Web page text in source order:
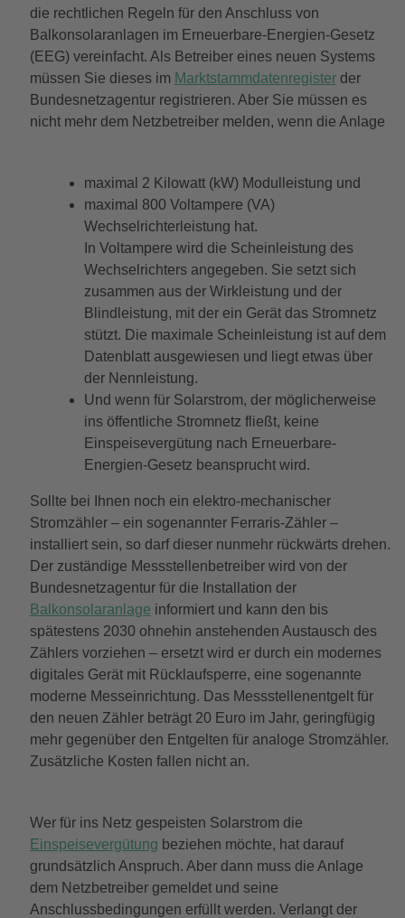
die rechtlichen Regeln für den Anschluss von
Balkonsolaranlagen im Erneuerbare-Energien-Gesetz
(EEG) vereinfacht. Als Betreiber eines neuen Systems
müssen Sie dieses im Marktstammdatenregisterder
Bundesnetzagentur registrieren. Aber Sie müssen es
nicht mehr dem Netzbetreiber melden, wenn die Anlage
maximal 2 Kilowatt (kW) Modulleistung und
maximal 800 Voltampere (VA)
Wechselrichterleistung hat.
In Voltampere wird die Scheinleistung des
Wechselrichters angegeben. Sie setzt sich
zusammen aus der Wirkleistung und der
Blindleistung, mit der ein Gerät das Stromnetz
stützt. Die maximale Scheinleistung ist auf dem
Datenblatt ausgewiesen und liegt etwas über
der Nennleistung.
Und wenn für Solarstrom, der möglicherweise
ins öffentliche Stromnetz fließt, keine
Einspeisevergütung nach Erneuerbare-
Energien-Gesetz beansprucht wird.
Sollte bei Ihnen noch ein elektro-mechanischer
Stromzähler – ein sogenannter Ferraris-Zähler –
installiert sein, so darf dieser nunmehr rückwärts drehen.
Der zuständige Messstellenbetreiber wird von der
Bundesnetzagentur für die Installation der
Balkonsolaranlage informiert und kann den bis
spätestens 2030 ohnehin anstehenden Austausch des
Zählers vorziehen – ersetzt wird er durch ein modernes
digitales Gerät mit Rücklaufsperre, eine sogenannte
moderne Messeinrichtung. Das Messstellenentgelt für
den neuen Zähler beträgt 20 Euro im Jahr, geringfügig
mehr gegenüber den Entgelten für analoge Stromzähler.
Zusätzliche Kosten fallen nicht an.
Wer für ins Netz gespeisten Solarstrom die
Einspeisevergütung beziehen möchte, hat darauf
grundsätzlich Anspruch. Aber dann muss die Anlage
dem Netzbetreiber gemeldet und seine
Anschlussbedingungen erfüllt werden. Verlangt der